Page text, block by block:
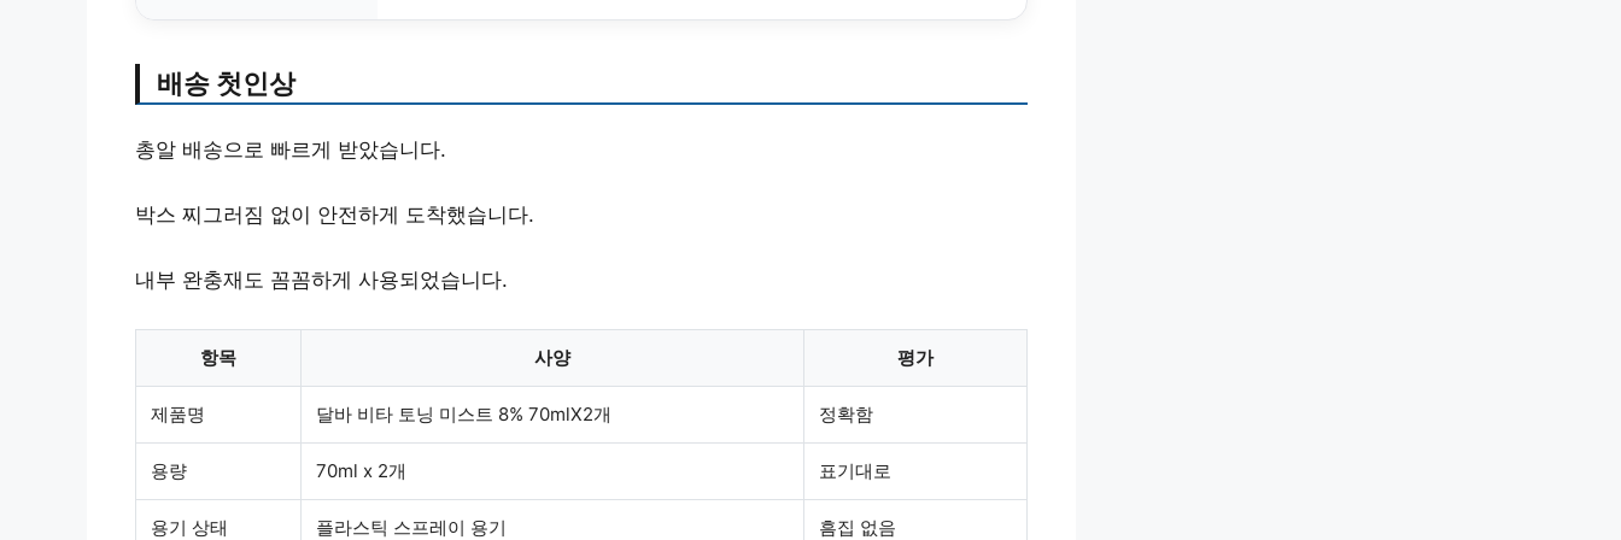
배송 첫인상
총알 배송으로 빠르게 받았습니다.
박스 찌그러짐 없이 안전하게 도착했습니다.
내부 완충재도 꼼꼼하게 사용되었습니다.
항목 사양 평가
제품명 달바 비타 토닝 미스트 8% 70mlX2개 정확함
용량 70ml x 2개 표기대로
용기 상태 플라스틱 스프레이 용기 흠집 없음